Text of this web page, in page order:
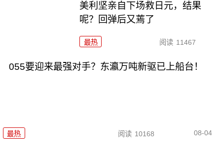
美利坚亲自下场救日元，结果
呢？回弹后又蔫了
最热 阅读 11467
055要迎来最强对手？东瀛万吨新驱已上船台！
最热 阅读 10168 08-04